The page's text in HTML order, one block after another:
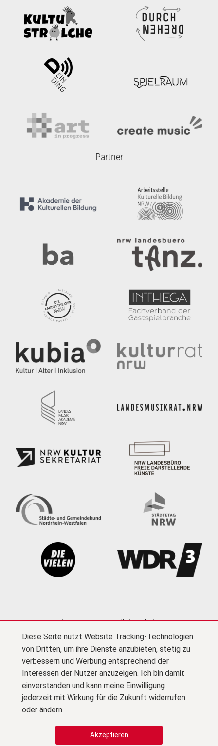
Diese Seite nutzt Website Tracking-Technologien
von Dritten, um ihre Dienste anzubieten, stetig zu
verbessern und Werbung entsprechend der
Interessen der Nutzer anzuzeigen. Ich bin damit
einverstanden und kann meine Einwilligung
jederzeit mit Wirkung für die Zukunft widerrufen
oder ändern.
Partner
Impressum
Datenschutz
Cookie-Einstellungen
Kontakt
Newsletter
Presse
Barrierefreiheit Netiquette (PDF)
© Kultursekretariat NRW Gütersloh
Zu
Zu Instagram